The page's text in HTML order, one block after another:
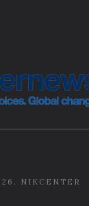
NIKCENTER